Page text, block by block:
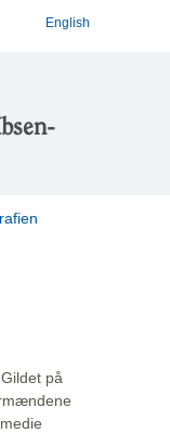
English
på